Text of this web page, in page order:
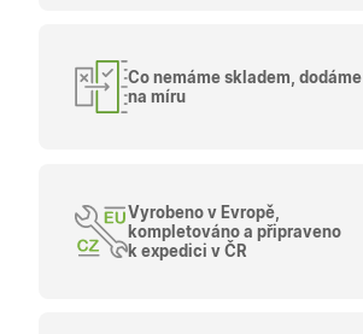
Co nemáme skladem, dodáme
na míru
Vyrobeno v Evropě,
kompletováno a připraveno
k expedici v ČR